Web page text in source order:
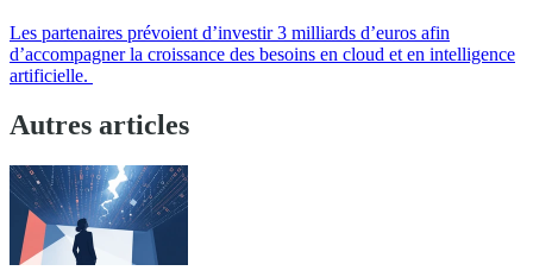
Les partenaires prévoient d’investir 3 milliards d’euros afin
d’accompagner la croissance des besoins en cloud et en intelligence
artificielle.
Autres articles